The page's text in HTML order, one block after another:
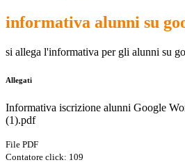
informativa alunni su
si allega l'informativa per gli alunni su
Allegati
Informativa iscrizione alunni Google
(1).pdf
File PDF
Contatore click: 109